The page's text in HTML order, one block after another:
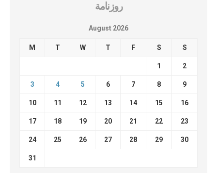
روزنامة
August 2026
M T W T F S S
1 2
3 4 5 6 7 8 9
10 11 12 13 14 15 16
17 18 19 20 21 22 23
24 25 26 27 28 29 30
31